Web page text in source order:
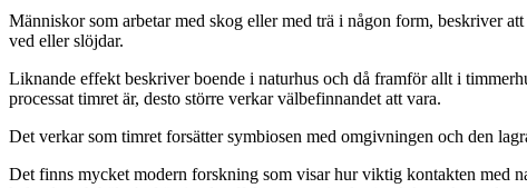
Människor som arbetar med skog eller med trä i någon form, beskriver
ved eller slöjdar.
Liknande effekt beskriver boende i naturhus och då framför allt i
processat timret är, desto större verkar välbefinnandet att vara.
Det verkar som timret forsätter symbiosen med omgivningen och den
Det finns mycket modern forskning som visar hur viktig kontakten med